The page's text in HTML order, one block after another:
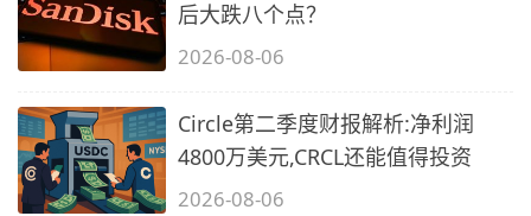
后大跌八个点？
2026-08-06
Circle第二季度财报解析:净利润
4800万美元,CRCL还能值得投资
2026-08-06